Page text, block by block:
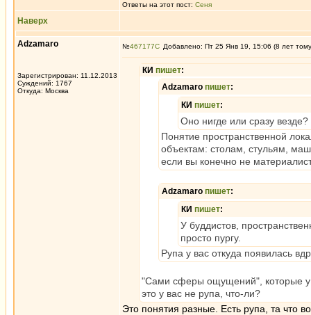
Ответы на этот пост: Сеня
Наверх
Adzamaro
Зарегистрирован: 11.12.2013
Суждений: 1767
Откуда: Москва
№467177 Добавлено: Пт 25 Янв 19, 15:06 (8 лет
КИ пишет:
Adzamaro пишет:
КИ пишет:
Оно нигде или сразу везде?
Понятие пространственной
объектам: столам, стульям,
если вы конечно не
Adzamaro пишет:
КИ пишет:
У буддистов,
просто пургу.
Рупа у вас откуда появилась
"Сами сферы ощущений", которые у
это у вас не рупа, что-ли?
Это понятия разные. Есть рупа, та что